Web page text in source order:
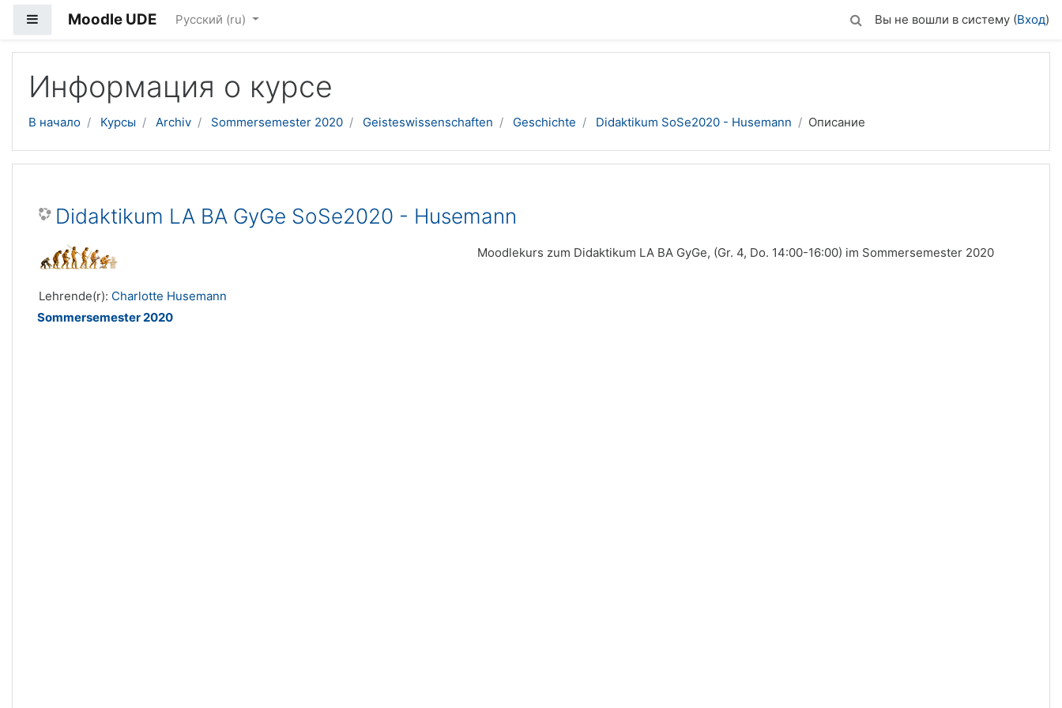
Боковая панель
Moodle UDE Русский ‎(ru)‎ Вы не вошли в систему (Вход)
Информация о курсе
В начало Курсы Archiv Sommersemester 2020 Geisteswissenschaften Geschichte Didaktikum SoSe2020 - Husemann Описание
Didaktikum LA BA GyGe SoSe2020 - Husemann
Moodlekurs zum Didaktikum LA BA GyGe, (Gr. 4, Do. 14:00-16:00) im Sommersemester 2020
Lehrende(r): Charlotte Husemann
Sommersemester 2020